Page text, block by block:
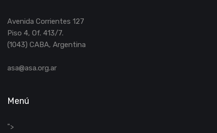
Avenida Corrientes 127
Piso 4, Of. 413/7.
(1043) CABA, Argentina
asa@asa.org.ar
Menú
">